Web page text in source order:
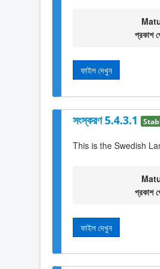
প্রকাশ
ফাইল দেখুন
সংস্করণ 5.4.3.1
This is the Swedish
প্রকাশ
ফাইল দেখুন